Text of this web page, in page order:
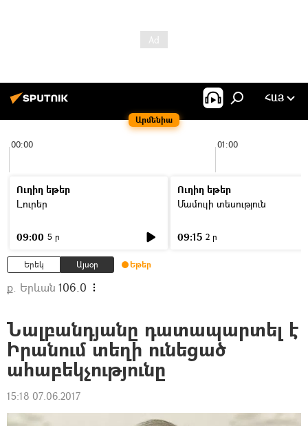
Արմենիա
ՀԱՅ
00:00 01:00
Ուղիղ եթեր
Լուրեր
09:00 5 ր
Ուղիղ եթեր
Մամուլի տեսություն
09:15 2 ր
Երեկ Այսօր Եթեր
ք. Երևան 106.0
Նալբանդյանը դատապարտել է
Իրանում տեղի ունեցած
ահաբեկչությունը
15:18 07.06.2017